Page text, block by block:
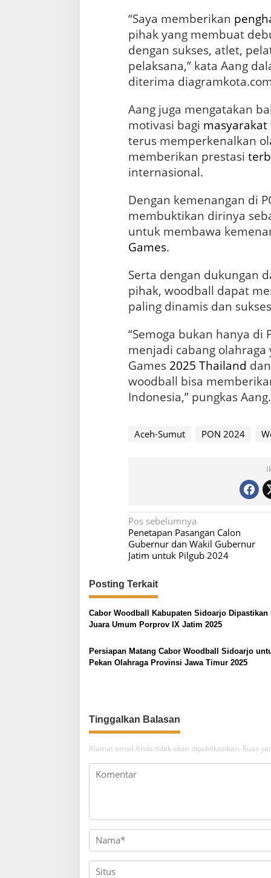
“Saya memberikan
pihak yang membuat
dengan sukses, atlet,
pelaksana,” kata Aang
diterima
Aang juga mengatakan
motivasi bagi masyarakat
terus memperkenalkan
memberikan prestasi
internasional.
Dengan kemenangan di
membuktikan dirinya
untuk membawa
Games.
Serta dengan dukungan
pihak, woodball dapat
paling dinamis dan
“Semoga bukan hanya di
menjadi cabang
Games 2025 Thailand
woodball bisa
Indonesia,” pungkas
Aceh-Sumut PON 2024
N
a
v
g
s
p
o
Pos sebelumnya
Penetapan Pasangan Calon
Gubernur dan Wakil Gubernur
Jatim untuk Pilgub 2024
Posting Terkait
Cabor Woodball Kabupaten Sidoarjo Dipastikan
Juara Umum Porprov IX Jatim 2025
Persiapan Matang Cabor Woodball Sidoarjo
Pekan Olahraga Provinsi Jawa Timur 2025
Tinggalkan Balasan
Alamat email Anda tidak akan dipublikasikan. Ruas